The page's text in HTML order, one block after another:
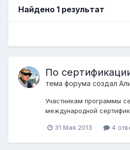
Найдено 1 результат
По
тема форума создал
Участникам программы
международной
31 Мая 2013 4